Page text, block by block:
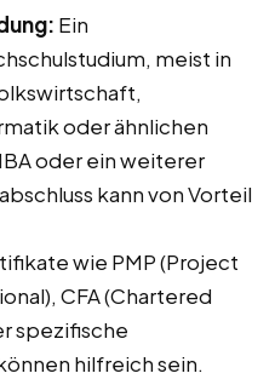
Ein
meist in
oder ähnlichen
oder ein weiterer
kann von Vorteil
wie PMP (Project
CFA (Chartered
spezifische
hilfreich sein.